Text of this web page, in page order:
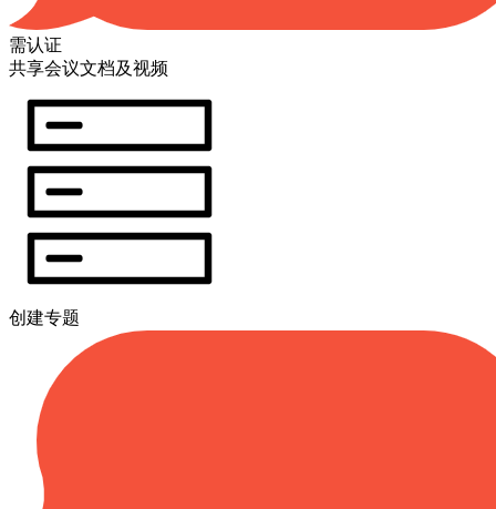
需认证
共享会议文档及视频
创建专题